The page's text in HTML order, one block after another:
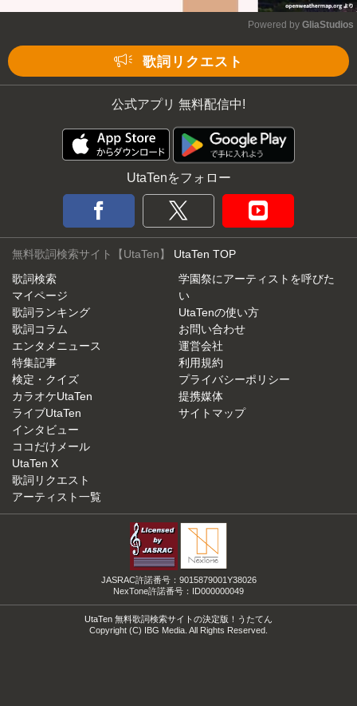
Powered by GliaStudios
歌詞リクエスト
公式アプリ 無料配信中!
UtaTenをフォロー
無料歌詞検索サイト【UtaTen】 UtaTen TOP
歌詞検索
マイページ
歌詞ランキング
歌詞コラム
エンタメニュース
特集記事
検定・クイズ
カラオケUtaTen
ライブUtaTen
インタビュー
ココだけメール
UtaTen X
歌詞リクエスト
アーティスト一覧
学園祭にアーティストを呼びた
い
UtaTenの使い方
お問い合わせ
運営会社
利用規約
プライバシーポリシー
提携媒体
サイトマップ
JASRAC許諾番号：9015879001Y38026
NexTone許諾番号：ID000000049
UtaTen 無料歌詞検索サイトの決定版！うたてん
Copyright (C) IBG Media. All Rights Reserved.